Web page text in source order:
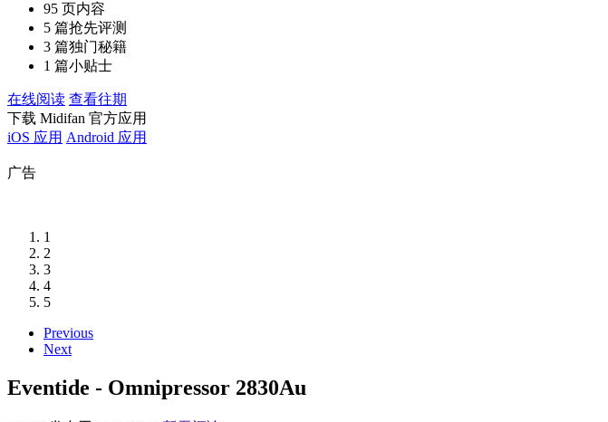
95 页内容
5 篇抢先评测
3 篇独门秘籍
1 篇小贴士
在线阅读 查看往期
下载 Midifan 官方应用
iOS 应用 Android 应用
广告
1
2
3
4
5
Previous
Next
Eventide - Omnipressor 2830Au